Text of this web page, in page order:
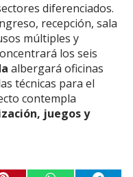
diferenciados.
recepción, sala
múltiples y
los seis
albergará oficinas
técnicas para el
contempla
juegos y